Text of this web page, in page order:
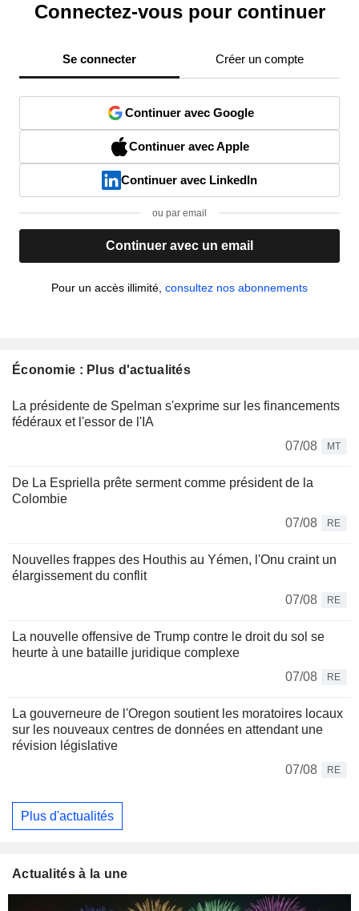
Connectez-vous pour continuer
Se connecter Créer un compte
Continuer avec Google
Continuer avec Apple
Continuer avec LinkedIn
ou par email
Continuer avec un email
Pour un accès illimité, consultez nos abonnements
Économie : Plus d'actualités
La présidente de Spelman s'exprime sur les financements
fédéraux et l'essor de l'IA
07/08
MT
De La Espriella prête serment comme président de la
Colombie
07/08
RE
Nouvelles frappes des Houthis au Yémen, l'Onu craint un
élargissement du conflit
07/08
RE
La nouvelle offensive de Trump contre le droit du sol se
heurte à une bataille juridique complexe
07/08
RE
La gouverneure de l'Oregon soutient les moratoires locaux
sur les nouveaux centres de données en attendant une
révision législative
07/08
RE
Plus d'actualités
Actualités à la une